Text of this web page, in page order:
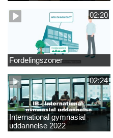
02:20
Fordelingszoner
02:24
International gymnasial
uddannelse 2022